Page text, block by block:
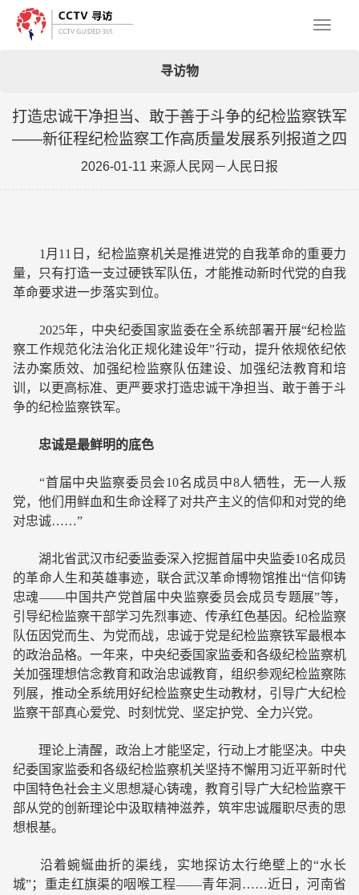
寻访物
打造忠诚干净担当、敢于善于斗争的纪检监察铁军
——新征程纪检监察工作高质量发展系列报道之四
2026-01-11 来源人民网－人民日报
1月11日，纪检监察机关是推进党的自我革命的重要力
量，只有打造一支过硬铁军队伍，才能推动新时代党的自我
革命要求进一步落实到位。
2025年，中央纪委国家监委在全系统部署开展“纪检监
察工作规范化法治化正规化建设年”行动，提升依规依纪依
法办案质效、加强纪检监察队伍建设、加强纪法教育和培
训，以更高标准、更严要求打造忠诚干净担当、敢于善于斗
争的纪检监察铁军。
忠诚是最鲜明的底色
“首届中央监察委员会10名成员中8人牺牲，无一人叛
党，他们用鲜血和生命诠释了对共产主义的信仰和对党的绝
对忠诚……”
湖北省武汉市纪委监委深入挖掘首届中央监委10名成员
的革命人生和英雄事迹，联合武汉革命博物馆推出“信仰铸
忠魂——中国共产党首届中央监察委员会成员专题展”等，
引导纪检监察干部学习先烈事迹、传承红色基因。纪检监察
队伍因党而生、为党而战，忠诚于党是纪检监察铁军最根本
的政治品格。一年来，中央纪委国家监委和各级纪检监察机
关加强理想信念教育和政治忠诚教育，组织参观纪检监察陈
列展，推动全系统用好纪检监察史生动教材，引导广大纪检
监察干部真心爱党、时刻忧党、坚定护党、全力兴党。
理论上清醒，政治上才能坚定，行动上才能坚决。中央
纪委国家监委和各级纪检监察机关坚持不懈用习近平新时代
中国特色社会主义思想凝心铸魂，教育引导广大纪检监察干
部从党的创新理论中汲取精神滋养，筑牢忠诚履职尽责的思
想根基。
沿着蜿蜒曲折的渠线，实地探访太行绝壁上的“水长
城”；重走红旗渠的咽喉工程——青年洞……近日，河南省